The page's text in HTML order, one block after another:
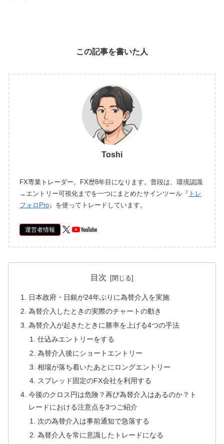
この記事を書いた人
Toshi
FX専業トレーダー。FX歴8年目になります。普段は、環境認識
→エントリー可視化までを一つにまとめたサインツール『 トレ
フォロPro 』を使ってトレードしています。
運営者情報
目次
日本政府・日銀が24年ぶりに為替介入を実施
為替介入したときの実際のチャートの動き
為替介入が起きたときに勝率を上げる4つの手法
仕込みエントリーをする
為替介入後にショートエントリー
相場が落ち着いたあとにロングエントリー
スプレッド固定のFX会社を利用する
今後のクロス円は危険？再び為替介入はあるのか？ト
レードにおける注意点を3つご紹介
次の為替介入は事前通知で急落する
為替介入を常に意識したトレードになる